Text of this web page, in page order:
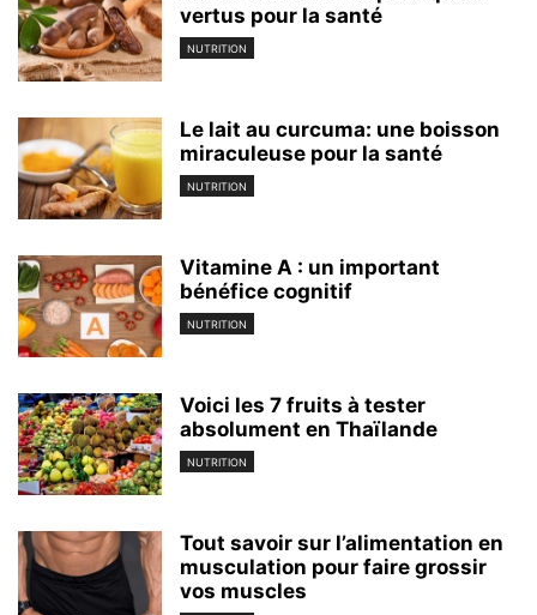
vertus pour la santé
NUTRITION
Le lait au curcuma: une boisson
miraculeuse pour la santé
NUTRITION
Vitamine A : un important
bénéfice cognitif
NUTRITION
Voici les 7 fruits à tester
absolument en Thaïlande
NUTRITION
Tout savoir sur l’alimentation en
musculation pour faire grossir
vos muscles